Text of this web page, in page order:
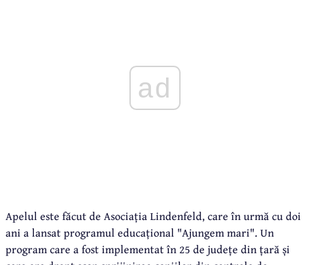
ad
Apelul este făcut de Asociația Lindenfeld, care în urmă cu doi
ani a lansat programul educațional "Ajungem mari". Un
program care a fost implementat în 25 de județe din țară și